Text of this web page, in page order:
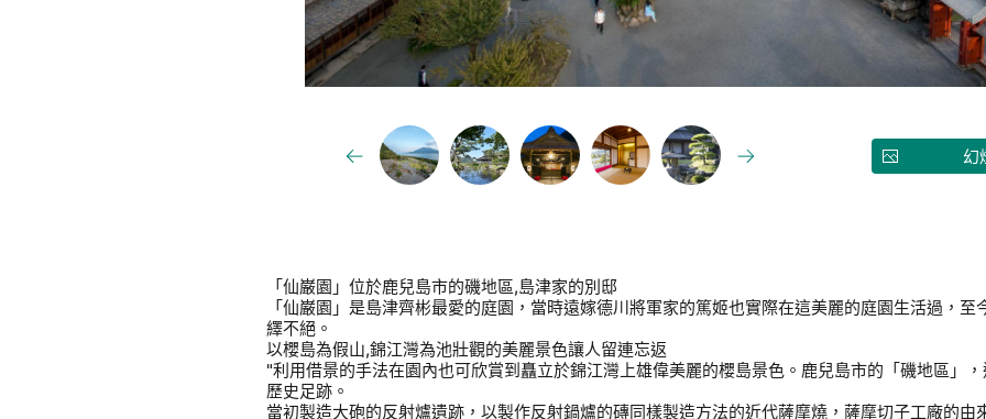
幻
「仙巌園」位於鹿兒島市的磯地區,島津家的別邸
「仙巌園」是島津齊彬最愛的庭園，當時遠嫁德川將軍家的篤姬也實際在這美麗的庭園生活過，
繹不絕。
以櫻島為假山,錦江灣為池壯觀的美麗景色讓人留連忘返
"利用借景的手法在園內也可欣賞到矗立於錦江灣上雄偉美麗的櫻島景色。鹿兒島市的「磯地區」
歷史足跡。
當初製造大砲的反射爐遺跡，以製作反射鍋爐的磚同樣製造方法的近代薩摩燒，薩摩切子工廠的由